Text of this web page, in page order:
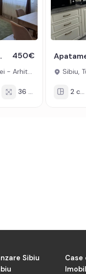
11 mp 450€
36 mp
Sibiu,
2 cam